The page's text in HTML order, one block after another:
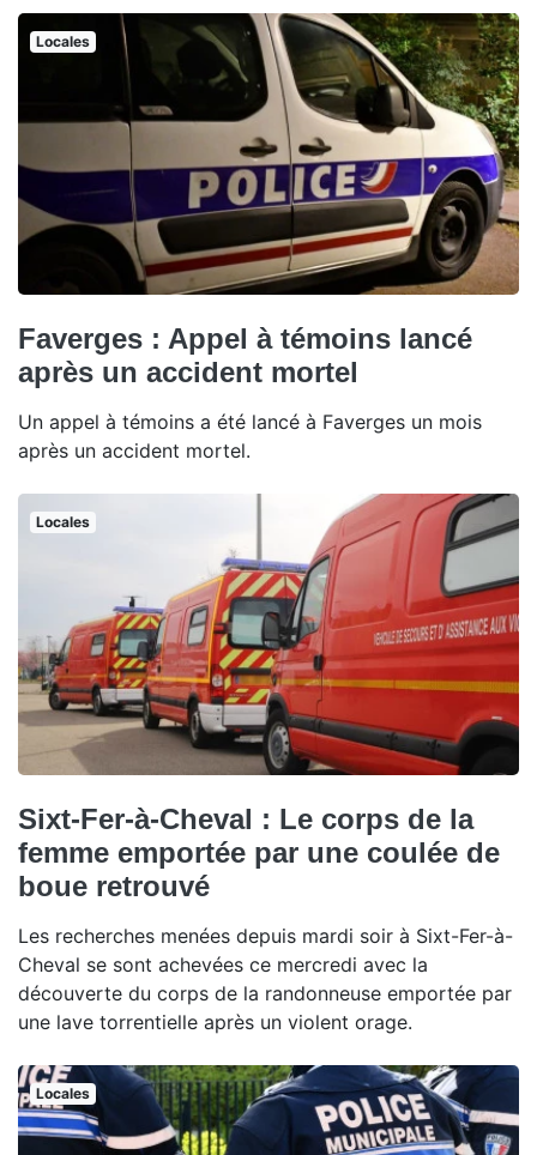
Locales
Faverges : Appel à témoins lancé
après un accident mortel
Un appel à témoins a été lancé à Faverges un mois
après un accident mortel.
Locales
Sixt-Fer-à-Cheval : Le corps de la
femme emportée par une coulée de
boue retrouvé
Les recherches menées depuis mardi soir à Sixt-Fer-à-
Cheval se sont achevées ce mercredi avec la
découverte du corps de la randonneuse emportée par
une lave torrentielle après un violent orage.
Locales